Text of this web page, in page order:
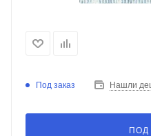
Под заказ Нашли
ПОД